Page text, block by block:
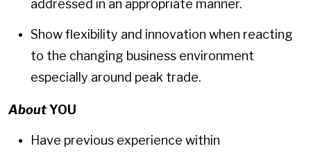
addressed in an appropriate manner.
Show flexibility and innovation when reacting
to the changing business environment
especially around peak trade.
AboutYOU
Have previous experience within